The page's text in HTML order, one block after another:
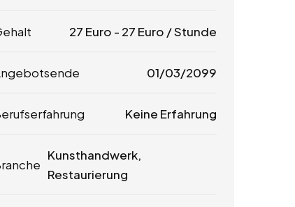
27 Euro - 27 Euro / Stunde
01/03/2099
Keine Erfahrung
Kunsthandwerk,
Restaurierung